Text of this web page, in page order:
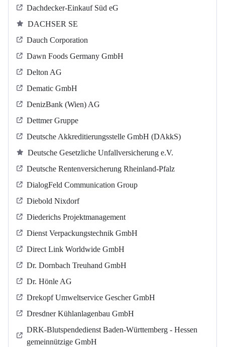
Dachdecker-Einkauf Süd eG
DACHSER SE
Dauch Corporation
Dawn Foods Germany GmbH
Delton AG
Dematic GmbH
DenizBank (Wien) AG
Dettmer Gruppe
Deutsche Akkreditierungsstelle GmbH (DAkkS)
Deutsche Gesetzliche Unfallversicherung e.V.
Deutsche Rentenversicherung Rheinland-Pfalz
DialogFeld Communication Group
Diebold Nixdorf
Diederichs Projektmanagement
Dienst Verpackungstechnik GmbH
Direct Link Worldwide GmbH
Dr. Dornbach Treuhand GmbH
Dr. Hönle AG
Drekopf Umweltservice Gescher GmbH
Dresdner Kühlanlagenbau GmbH
DRK-Blutspendedienst Baden-Württemberg - Hessen
gemeinnützige GmbH